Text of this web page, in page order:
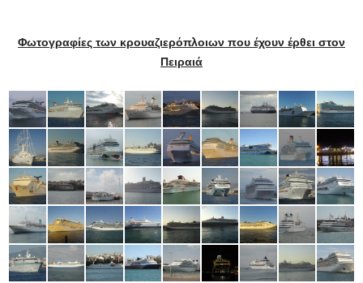
Φωτογραφίες των κρουαζιερόπλοιων που έχουν έρθει στον
Πειραιά